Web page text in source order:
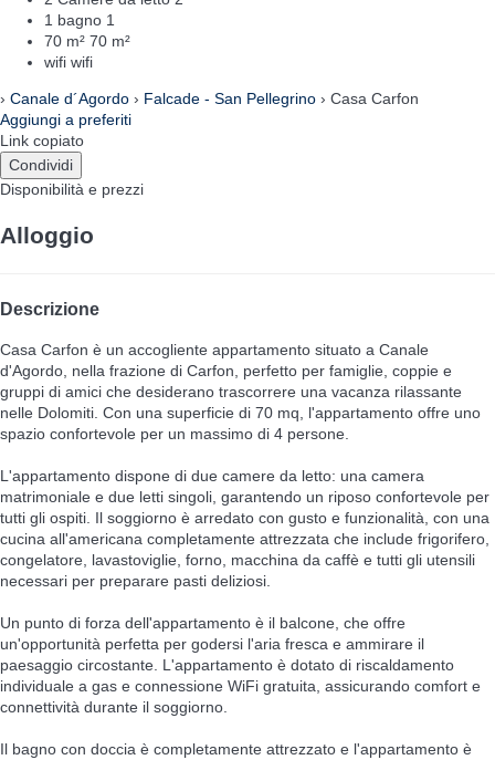
1 bagno 1
70 m² 70 m²
wifi wifi
› Canale d´Agordo › Falcade - San Pellegrino › Casa Carfon
Aggiungi a preferiti
Link copiato
Condividi
Disponibilità e prezzi
Alloggio
Descrizione
Casa Carfon è un accogliente appartamento situato a Canale
d'Agordo, nella frazione di Carfon, perfetto per famiglie, coppie e
gruppi di amici che desiderano trascorrere una vacanza rilassante
nelle Dolomiti. Con una superficie di 70 mq, l'appartamento offre uno
spazio confortevole per un massimo di 4 persone.
L'appartamento dispone di due camere da letto: una camera
matrimoniale e due letti singoli, garantendo un riposo confortevole per
tutti gli ospiti. Il soggiorno è arredato con gusto e funzionalità, con una
cucina all'americana completamente attrezzata che include frigorifero,
congelatore, lavastoviglie, forno, macchina da caffè e tutti gli utensili
necessari per preparare pasti deliziosi.
Un punto di forza dell'appartamento è il balcone, che offre
un'opportunità perfetta per godersi l'aria fresca e ammirare il
paesaggio circostante. L'appartamento è dotato di riscaldamento
individuale a gas e connessione WiFi gratuita, assicurando comfort e
connettività durante il soggiorno.
Il bagno con doccia è completamente attrezzato e l'appartamento è